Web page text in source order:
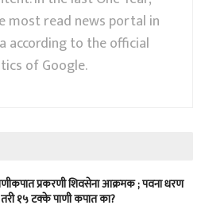
most read news portal in
according to the official
of Google.
प्रकरणी शिवसेना आक्रमक ; पवना धरण
१५ टक्के पाणी कपात का?